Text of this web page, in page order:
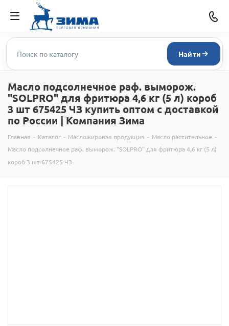
Найти
Масло подсолнечное раф. выморож.
"SOLPRO" для фритюра 4,6 кг (5 л) короб
3 шт 675425 ЧЗ купить оптом с доставкой
по России | Компания Зима
Главная - Каталог - Масложировая продукция - Масло растительное -
Масло подсолнечное раф. выморож. "SOLPRO" для фритюра 4,6 кг (5 л)
короб 3 шт 675425 ЧЗ